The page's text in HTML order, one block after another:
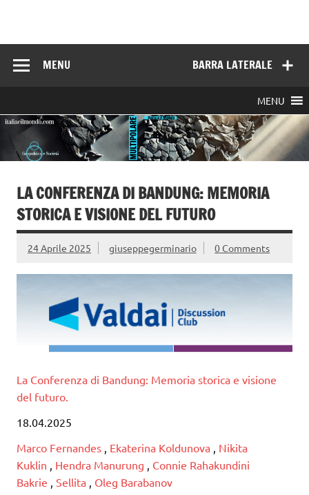
BARRA LATERALE
MENU
MENU
LA CONFERENZA DI BANDUNG: MEMORIA
STORICA E VISIONE DEL FUTURO
24 Aprile 2025 giuseppegerminario 0 Comments
La Conferenza di Bandung: Memoria storica e visione
del futuro.
18.04.2025
Marco Fernandes
Ekaterina Koldunova
Nikita
Kuklin
Hendra Manurung
Connie Rahakundini
Bakrie
Sellita
Oleg Barabanov